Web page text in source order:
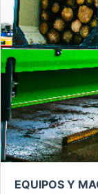
EQUIPOS Y